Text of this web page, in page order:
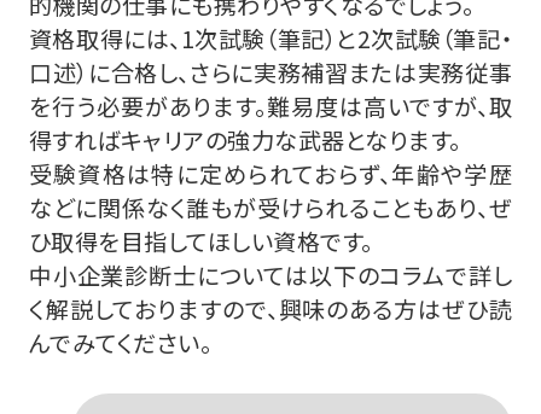
資格取得には、1次試験（筆記）と2次試験（筆記・
口述）に合格し、さらに実務補習または実務従事
を行う必要があります。難易度は高いですが、取
得すればキャリアの強力な武器となります。
受験資格は特に定められておらず、年齢や学歴
などに関係なく誰もが受けられることもあり、ぜ
ひ取得を目指してほしい資格です。
中小企業診断士については以下のコラムで詳し
く解説しておりますので、興味のある方はぜひ読
んでみてください。